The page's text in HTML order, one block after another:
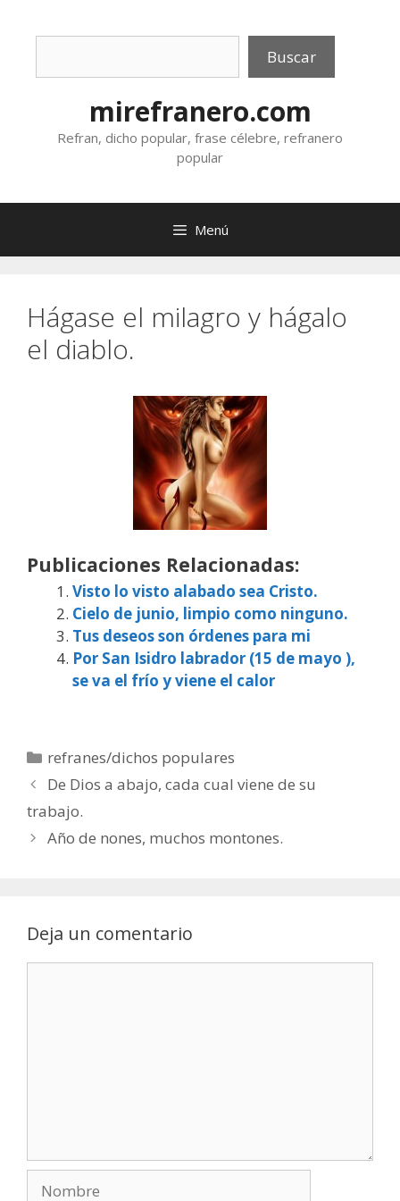
Buscar
mirefranero.com
Refran, dicho popular, frase célebre, refranero
popular
Menú
Hágase el milagro y hágalo
el diablo.
Publicaciones Relacionadas:
Visto lo visto alabado sea Cristo.
Cielo de junio, limpio como ninguno.
Tus deseos son órdenes para mi
Por San Isidro labrador (15 de mayo ),
se va el frío y viene el calor
Categorías
refranes/dichos populares
De Dios a abajo, cada cual viene de su
trabajo.
Año de nones, muchos montones.
Deja un comentario